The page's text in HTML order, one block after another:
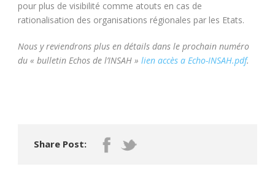
pour plus de visibilité comme atouts en cas de
rationalisation des organisations régionales par les Etats.
Nous y reviendrons plus en détails dans le prochain numéro
du « bulletin Echos de l’INSAH » lien accès a Echo-INSAH.pdf.
Share Post: